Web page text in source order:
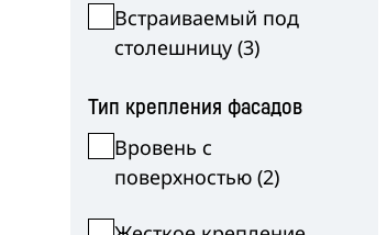
Встраиваемый под
столешницу (3)
Тип крепления фасадов
Вровень с
поверхностью (2)